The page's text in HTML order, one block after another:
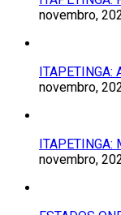
novembro,
novembro,
novembro,